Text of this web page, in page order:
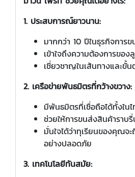
1. ประสบการณ์ยาวนาน:
มากกว่า 10 ปีในธุรกิจการ
เข้าใจถึงความต้องการขอ
เชี่ยวชาญในเส้นทางและขั้
2. เครือข่ายพันธมิตรที่กว้างขวาง:
มีพันธมิตรที่เชื่อถือได้ทั้งใน
ช่วยให้การขนส่งสินค้าราบรื่
มั่นใจได้ว่าทุเรียนของคุณจ
อย่างปลอดภัย
3. เทคโนโลยีทันสมัย: